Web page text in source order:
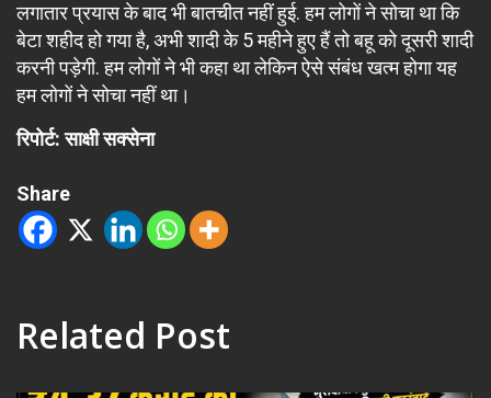
लगातार प्रयास के बाद भी बातचीत नहीं हुई. हम लोगों ने सोचा था कि
बेटा शहीद हो गया है, अभी शादी के 5 महीने हुए हैं तो बहू को दूसरी शादी
करनी पड़ेगी. हम लोगों ने भी कहा था लेकिन ऐसे संबंध खत्म होगा यह
हम लोगों ने सोचा नहीं था।
रिपोर्ट: साक्षी सक्सेना
Share
Related Post